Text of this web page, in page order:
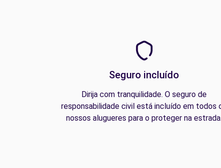
Seguro incluído
Dirija com tranquilidade. O seguro de
responsabilidade civil está incluído em todos
nossos alugueres para o proteger na